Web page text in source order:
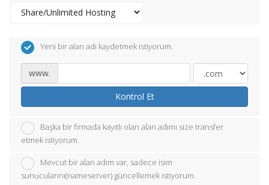
Yeni bir alan adı kaydetmek istiyorum.
www.
Kontrol Et
Başka bir firmada kayıtlı olan alan adımı size transfer
etmek istiyorum.
Mevcut bir alan adım var, sadece isim
sunucularını(nameserver) güncellemek istiyorum.